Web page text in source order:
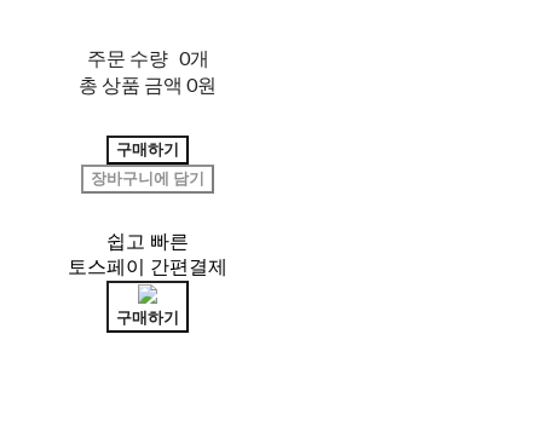
주문 수량 0개
총 상품 금액 0원
구매하기
장바구니에 담기
쉽고 빠른
토스페이 간편결제
구매하기